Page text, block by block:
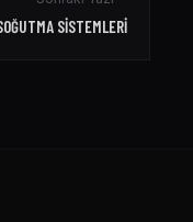
SISTEMLERI